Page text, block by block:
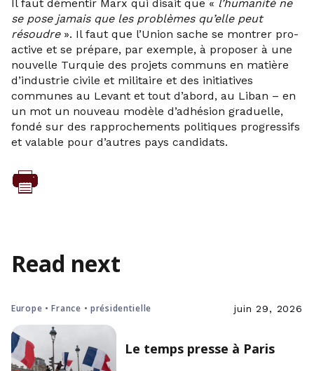
Il faut démentir Marx qui disait que « l’humanité ne
se pose jamais que les problèmes qu’elle peut
résoudre». Il faut que l’Union sache se montrer pro-
active et se prépare, par exemple, à proposer à une
nouvelle Turquie des projets communs en matière
d’industrie civile et militaire et des initiatives
communes au Levant et tout d’abord, au Liban – en
un mot un nouveau modèle d’adhésion graduelle,
fondé sur des rapprochements politiques progressifs
et valable pour d’autres pays candidats.
Read next
Europe • France • présidentielle juin 29, 2026
Le temps presse à Paris